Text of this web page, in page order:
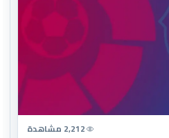
2,212 مشاهدة